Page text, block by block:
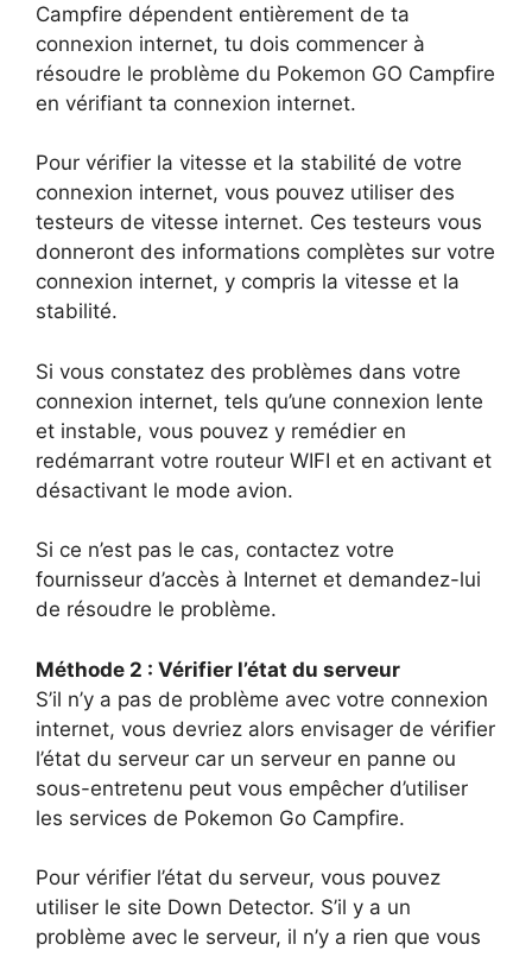
Campfire dépendent entièrement de ta
connexion internet, tu dois commencer à
résoudre le problème du Pokemon GO Campfire
en vérifiant ta connexion internet.
Pour vérifier la vitesse et la stabilité de votre
connexion internet, vous pouvez utiliser des
testeurs de vitesse internet. Ces testeurs vous
donneront des informations complètes sur votre
connexion internet, y compris la vitesse et la
stabilité.
Si vous constatez des problèmes dans votre
connexion internet, tels qu’une connexion lente
et instable, vous pouvez y remédier en
redémarrant votre routeur WIFI et en activant et
désactivant le mode avion.
Si ce n’est pas le cas, contactez votre
fournisseur d’accès à Internet et demandez-lui
de résoudre le problème.
Méthode 2 : Vérifier l’état du serveur
S’il n’y a pas de problème avec votre connexion
internet, vous devriez alors envisager de vérifier
l’état du serveur car un serveur en panne ou
sous-entretenu peut vous empêcher d’utiliser
les services de Pokemon Go Campfire.
Pour vérifier l’état du serveur, vous pouvez
utiliser le site Down Detector. S’il y a un
problème avec le serveur, il n’y a rien que vous